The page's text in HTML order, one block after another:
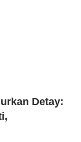
Detay: